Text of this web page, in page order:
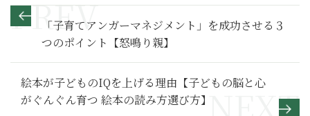
「子育てアンガーマネジメント」を成功させる３
つのポイント【怒鳴り親】
絵本が子どものIQを上げる理由【子どもの脳と心
がぐんぐん育つ 絵本の読み方選び方】